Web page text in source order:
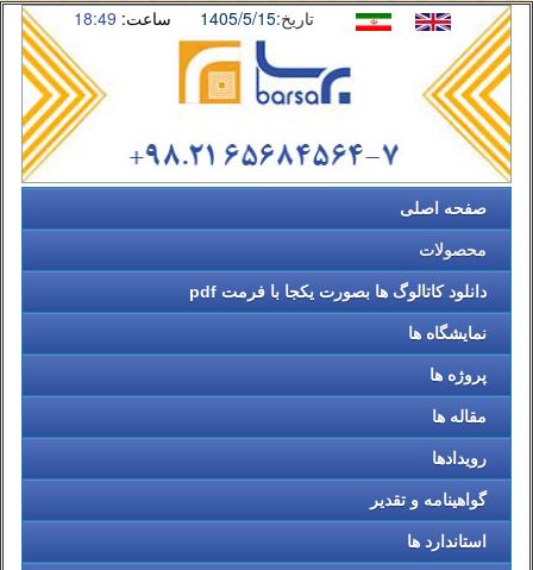
ساعت: 18:49 تاریخ:1405/5/15
صفحه اصلی
محصولات
دانلود کاتالوگ ها بصورت یکجا با فرمت pdf
نمایشگاه ها
پروژه ها
مقاله ها
رویدادها
گواهینامه و تقدیر
استاندارد ها